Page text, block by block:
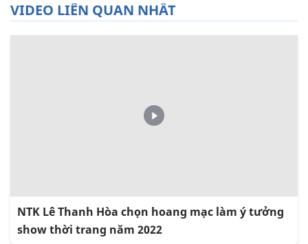
VIDEO LIÊN QUAN NHẤT
NTK Lê Thanh Hòa chọn hoang mạc làm ý tưởng
show thời trang năm 2022